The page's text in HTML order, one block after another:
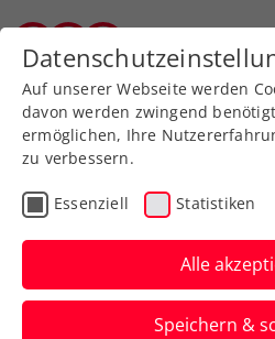
Turniere
ATP-
Novak
einer starken
Auf unserer Webseite werden
davon werden zwingend
ermöglichen, Ihre
zu verbessern.
Essenziell Statistiken
Alle
Speichern &